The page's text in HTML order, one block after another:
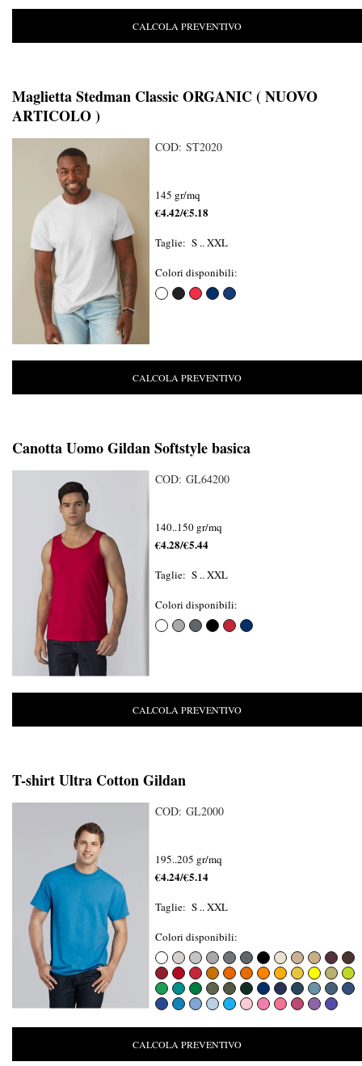
CALCOLA PREVENTIVO
Maglietta Stedman Classic ORGANIC ( NUOVO
ARTICOLO )
COD: ST2020
145 gr/mq
€4.42/€5.18
Taglie: S .. XXL
Colori disponibili:
CALCOLA PREVENTIVO
Canotta Uomo Gildan Softstyle basica
COD: GL64200
140..150 gr/mq
€4.28/€5.44
Taglie: S .. XXL
Colori disponibili:
CALCOLA PREVENTIVO
T-shirt Ultra Cotton Gildan
COD: GL2000
195..205 gr/mq
€4.24/€5.14
Taglie: S .. XXL
Colori disponibili:
CALCOLA PREVENTIVO